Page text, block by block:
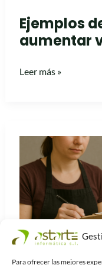
Para ofrecer las mejores
Ejemplos
aumentar
Leer más »
¿Cómo
llevar
un
control
de
mermas
en